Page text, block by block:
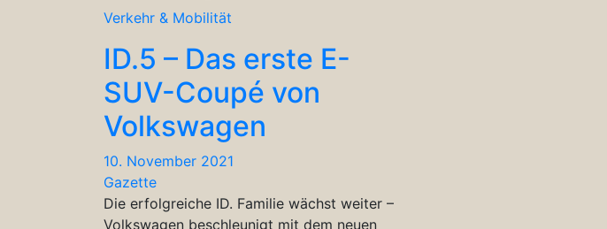
Verkehr & Mobilität
ID.5 – Das erste E-
SUV-Coupé von
Volkswagen
10. November 2021
Gazette
Die erfolgreiche ID. Familie wächst weiter –
Volkswagen beschleunigt mit dem neuen